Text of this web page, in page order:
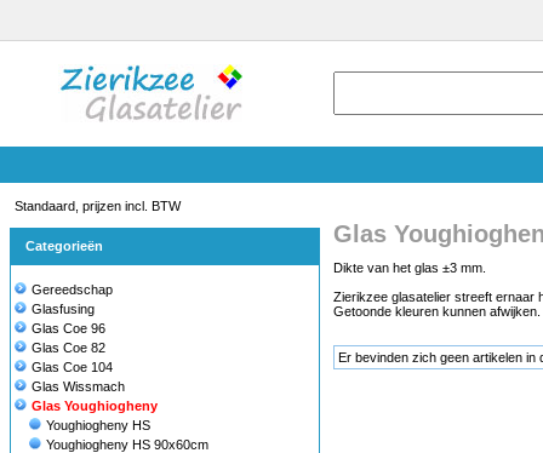
Standaard, prijzen incl. BTW
Categorieën
Gereedschap
Glasfusing
Glas Coe 96
Glas Coe 82
Glas Coe 104
Glas Wissmach
Glas Youghiogheny
Youghiogheny HS
Youghiogheny HS 90x60cm
Glas
Dikte van het glas ±3 mm.
Zierikzee glasatelier streeft ernaar
Getoonde kleuren kunnen
Er bevinden zich geen artikelen in